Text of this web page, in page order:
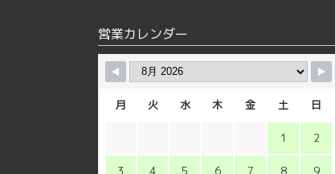
営業カレンダー
月 火 水 木 金 土 日
1 2
3 4 5 6 7 8 9